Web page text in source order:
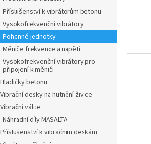
Příslušenství k vibrátorům betonu
Vysokofrekvenční vibrátory
Pohonné jednotky
Měniče frekvence a napětí
Vysokofrekvenční vibrátory pro
připojení k měniči
Hladičky betonu
Vibrační desky na hutnění živice
Vibrační válce
Náhradní díly MASALTA
Příslušenství k vibračním deskám